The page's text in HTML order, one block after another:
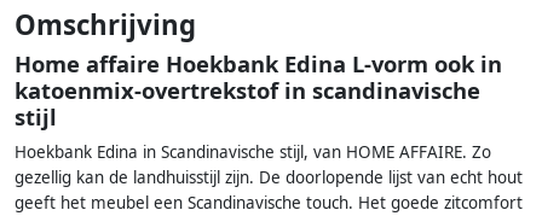
Omschrijving
Home affaire Hoekbank Edina L-vorm ook in
katoenmix-overtrekstof in scandinavische
stijl
Hoekbank Edina in Scandinavische stijl, van HOME AFFAIRE. Zo
gezellig kan de landhuisstijl zijn. De doorlopende lijst van echt hout
geeft het meubel een Scandinavische touch. Het goede zitcomfort